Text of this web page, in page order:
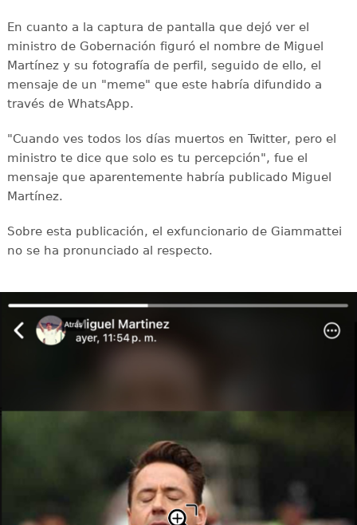
En cuanto a la captura de pantalla que dejó ver el
ministro de Gobernación figuró el nombre de Miguel
Martínez y su fotografía de perfil, seguido de ello, el
mensaje de un "meme" que este habría difundido a
través de WhatsApp.
"Cuando ves todos los días muertos en Twitter, pero el
ministro te dice que solo es tu percepción", fue el
mensaje que aparentemente habría publicado Miguel
Martínez.
Sobre esta publicación, el exfuncionario de Giammattei
no se ha pronunciado al respecto.